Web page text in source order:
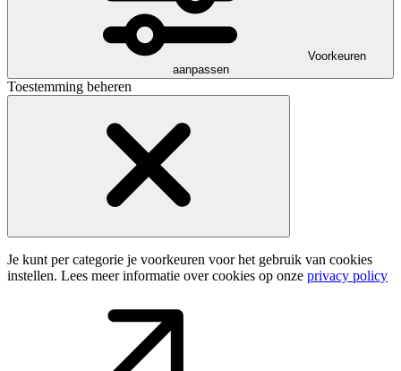
Voorkeuren
aanpassen
Toestemming beheren
Je kunt per categorie je voorkeuren voor het gebruik van cookies
instellen. Lees meer informatie over cookies op onze privacy policy